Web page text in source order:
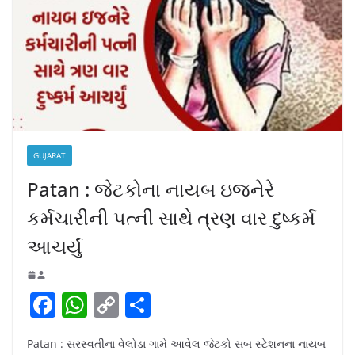
GUJARAT
Patan : જેટકોના નાયબ ઇજનેરે
કર્મચારીની પત્ની સાથે ત્રણ વાર દુષ્કર્મ
આચર્યું
F
a
W
h
C
o h
Patan : સરસ્વતીના વેલોડા ગામે આવેલ જેટકો સબ સ્ટેશનના નાયબ